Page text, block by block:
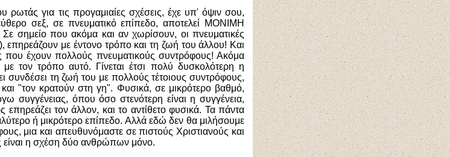
για τις προγαμιαίες σχέσεις, έχε υπ' όψιν σου,
σεξ, σε πνευματικό επίπεδο, αποτελεί ΜΟΝΙΜΗ
σημείο που ακόμα και αν χωρίσουν, οι πνευματικές
επηρεάζουν με έντονο τρόπο και τη ζωή του άλλου! Και
που έχουν πολλούς πνευματικούς συντρόφους! Ακόμα
με τον τρόπο αυτό. Γίνεται έτσι πολύ δυσκολότερη η
συνδέσει τη ζωή του με πολλούς τέτοιους συντρόφους,
και "τον κρατούν στη γη". Φυσικά, σε μικρότερο βαθμό,
συγγένειας, όπου όσο στενότερη είναι η συγγένεια,
τον άλλον, και το αντίθετο φυσικά. Τα πάντα
ή μικρότερο επίπεδο. Αλλά εδώ δεν θα μιλήσουμε
μια και απευθυνόμαστε σε πιστούς Χριστιανούς και
η σχέση δύο ανθρώπων μόνο.